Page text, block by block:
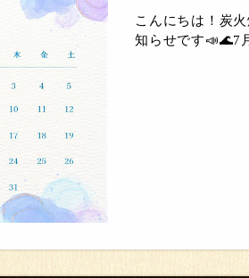
こんにちは！炭
知らせです📣🌊7